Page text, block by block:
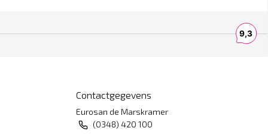
Contactgegevens
Eurosan de Marskramer
(0348) 420 100